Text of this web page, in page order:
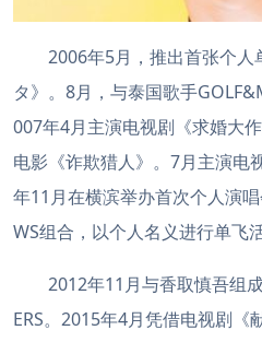
2006年5月，推出首张个人
タ》。8月，与泰国歌手
007年4月主演电视剧《求婚大
电影《诈欺猎人》。7月主演电
年11月在横滨举办首次个人演
WS组合，以个人名义进行单飞活
2012年11月与香取慎吾组成
ERS。2015年4月凭借电视剧《